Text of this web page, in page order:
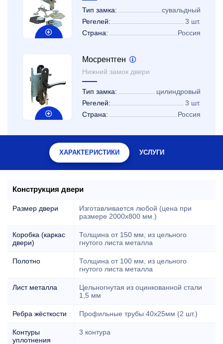
Тип замка:
сувальдный
Регелей:
3 шт.
Страна:
Россия
Мосрентген
Нижний замок двери
Тип замка:
цилиндровый
Регелей:
3 шт.
Страна:
Россия
ХАРАКТЕРИСТИКИ УСЛУГИ
Конструкция двери
Размер двери
Изготавливается любой (цена при
размере 2000x800 мм.)
Коробка (каркас
двери)
Толщина от 150 мм, из цельного
гнутого листа металла
Полотно
Толщина от 100 мм, из цельного
гнутого листа металла
Лист металла
Цельногнутая из оцинкованной стали
1,5 мм
Ребра жёсткости Профильные трубы 40х25мм (2 шт.)
Контуры
уплотнения
3 контура